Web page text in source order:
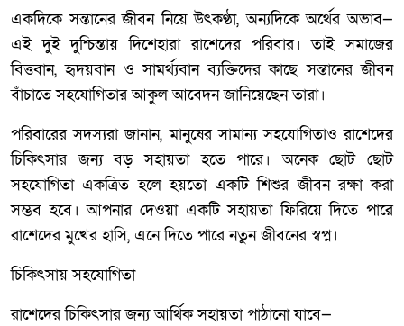
একদিকে সন্তানের জীবন নিয়ে উৎকণ্ঠা, অন্যদিকে অর্থের অভাব—
এই দুই দুশ্চিন্তায় দিশেহারা রাশেদের পরিবার। তাই সমাজের
বিত্তবান, হৃদয়বান ও সামর্থ্যবান ব্যক্তিদের কাছে সন্তানের জীবন
বাঁচাতে সহযোগিতার আকুল আবেদন জানিয়েছেন তারা।
পরিবারের সদস্যরা জানান, মানুষের সামান্য সহযোগিতাও রাশেদের
চিকিৎসার জন্য বড় সহায়তা হতে পারে। অনেক ছোট ছোট
সহযোগিতা একত্রিত হলে হয়তো একটি শিশুর জীবন রক্ষা করা
সম্ভব হবে। আপনার দেওয়া একটি সহায়তা ফিরিয়ে দিতে পারে
রাশেদের মুখের হাসি, এনে দিতে পারে নতুন জীবনের স্বপ্ন।
চিকিৎসায় সহযোগিতা
রাশেদের চিকিৎসার জন্য আর্থিক সহায়তা পাঠানো যাবে—